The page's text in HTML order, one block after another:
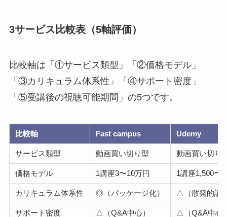
3サービス比較表（5軸評価）
比較軸は「①サービス類型」「②価格モデル」
「③カリキュラム体系性」「④サポート密度」
「⑤受講後の視聴可能期間」の5つです。
比較軸 Fast campus Udemy
サービス類型 動画買い切り型 動画買い切り
価格モデル 1講座3〜10万円 1講座1,500〜
カリキュラム体系性 ◎（パッケージ化） △（散発的講
サポート密度 △（Q&A中心） △（Q&A中心